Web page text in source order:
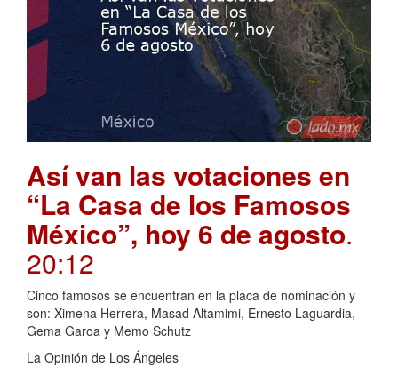
Así van las votaciones en
“La Casa de los Famosos
México”, hoy 6 de agosto.
20:12
Cinco famosos se encuentran en la placa de nominación y
son: Ximena Herrera, Masad Altamimi, Ernesto Laguardia,
Gema Garoa y Memo Schutz
La Opinión de Los Ángeles